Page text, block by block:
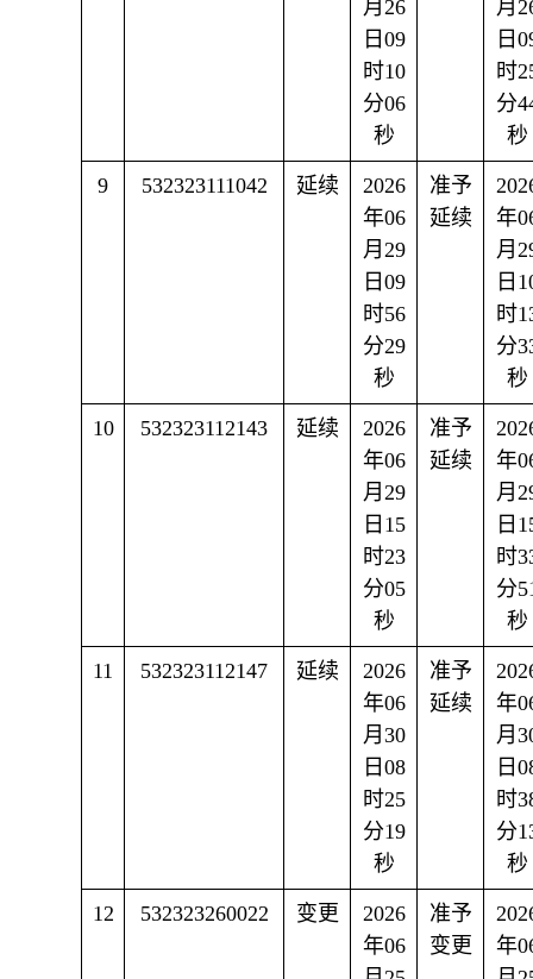
月26
日09
时10
分06
秒
月
日
时
分
秒
9 532323111042 延续
2026
年06
月29
日09
时56
分29
秒
准予
延续
年
月
日
时
分
秒
10 532323112143 延续
2026
年06
月29
日15
时23
分05
秒
准予
延续
年
月
日
时
分
秒
11 532323112147 延续
2026
年06
月30
日08
时25
分19
秒
准予
延续
年
月
日
时
分
秒
12 532323260022 变更
2026
年06
准予
变更
年